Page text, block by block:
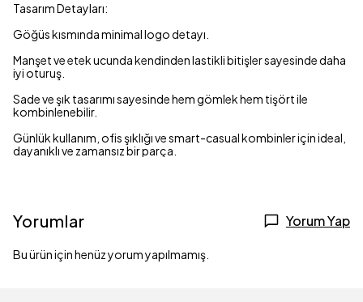
Tasarım Detayları:
Göğüs kısmında minimal logo detayı.
Manşet ve etek ucunda kendinden lastikli bitişler sayesinde daha
iyi oturuş.
Sade ve şık tasarımı sayesinde hem gömlek hem tişört ile
kombinlenebilir.
Günlük kullanım, ofis şıklığı ve smart-casual kombinler için ideal,
dayanıklı ve zamansız bir parça.
Yorumlar Yorum Yap
Bu ürün için henüz yorum yapılmamış.